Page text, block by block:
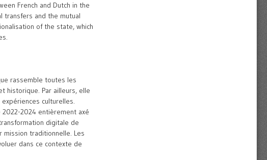
French and Dutch in the
transfers and the mutual
of the state, which
rassemble toutes les
historique. Par ailleurs, elle
culturelles.
2024 entièrement axé
digitale de
traditionnelle. Les
dans ce contexte de